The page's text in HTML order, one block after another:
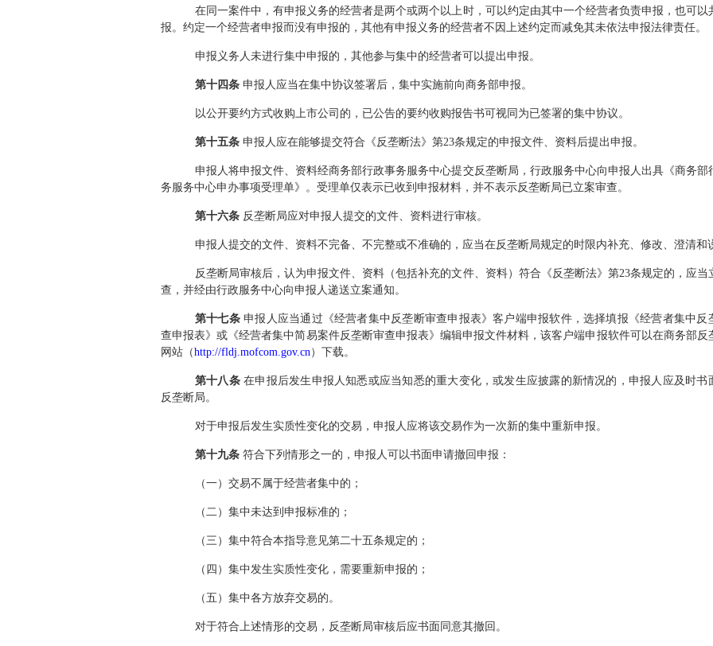
在同一案件中，有申报义务的经营者是两个或两个以上时，可以约定由其中一个经营者负责申报，也可以
报。约定一个经营者申报而没有申报的，其他有申报义务的经营者不因上述约定而减免其未依法申报法律责任。
申报义务人未进行集中申报的，其他参与集中的经营者可以提出申报。
第十四条 申报人应当在集中协议签署后，集中实施前向商务部申报。
以公开要约方式收购上市公司的，已公告的要约收购报告书可视同为已签署的集中协议。
第十五条 申报人应在能够提交符合《反垄断法》第23条规定的申报文件、资料后提出申报。
申报人将申报文件、资料经商务部行政事务服务中心提交反垄断局，行政服务中心向申报人出具《商务部
务服务中心申办事项受理单》。受理单仅表示已收到申报材料，并不表示反垄断局已立案审查。
第十六条 反垄断局应对申报人提交的文件、资料进行审核。
申报人提交的文件、资料不完备、不完整或不准确的，应当在反垄断局规定的时限内补充、修改、澄清和
反垄断局审核后，认为申报文件、资料（包括补充的文件、资料）符合《反垄断法》第23条规定的，应当
查，并经由行政服务中心向申报人递送立案通知。
第十七条申报人应当通过《经营者集中反垄断审查申报表》客户端申报软件，选择填报《经营者集中反
查申报表》或《经营者集中简易案件反垄断审查申报表》编辑申报文件材料，该客户端申报软件可以在商务部反
网站（http://fldj.mofcom.gov.cn）下载。
第十八条在申报后发生申报人知悉或应当知悉的重大变化，或发生应披露的新情况的，申报人应及时书
反垄断局。
对于申报后发生实质性变化的交易，申报人应将该交易作为一次新的集中重新申报。
第十九条 符合下列情形之一的，申报人可以书面申请撤回申报：
（一）交易不属于经营者集中的；
（二）集中未达到申报标准的；
（三）集中符合本指导意见第二十五条规定的；
（四）集中发生实质性变化，需要重新申报的；
（五）集中各方放弃交易的。
对于符合上述情形的交易，反垄断局审核后应书面同意其撤回。